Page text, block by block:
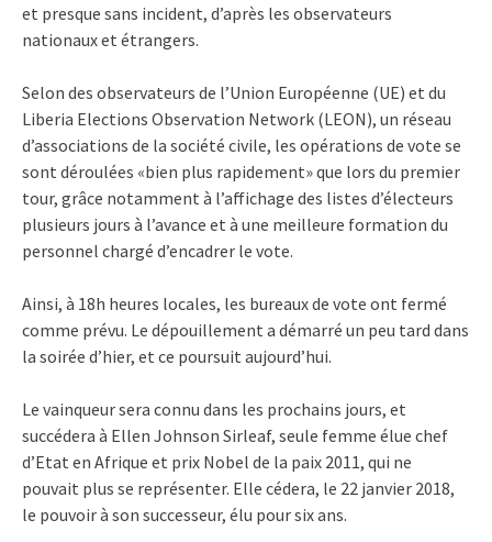
et presque sans incident, d’après les observateurs
nationaux et étrangers.
Selon des observateurs de l’Union Européenne (UE) et du
Liberia Elections Observation Network (LEON), un réseau
d’associations de la société civile, les opérations de vote se
sont déroulées «bien plus rapidement» que lors du premier
tour, grâce notamment à l’affichage des listes d’électeurs
plusieurs jours à l’avance et à une meilleure formation du
personnel chargé d’encadrer le vote.
Ainsi, à 18h heures locales, les bureaux de vote ont fermé
comme prévu. Le dépouillement a démarré un peu tard dans
la soirée d’hier, et ce poursuit aujourd’hui.
Le vainqueur sera connu dans les prochains jours, et
succédera à Ellen Johnson Sirleaf, seule femme élue chef
d’Etat en Afrique et prix Nobel de la paix 2011, qui ne
pouvait plus se représenter. Elle cédera, le 22 janvier 2018,
le pouvoir à son successeur, élu pour six ans.